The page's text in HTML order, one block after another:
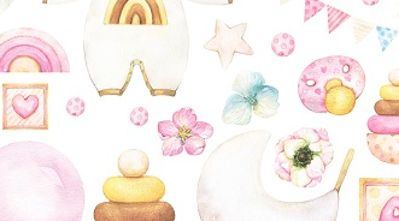
30,5х30,5 см,
Виробник: Magenta Line •
Розовый • Колекція: Dear Baby
Кількість